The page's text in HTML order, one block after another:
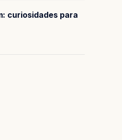
curiosidades para